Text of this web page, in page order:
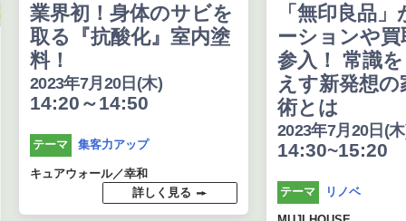
業界初！身体のサビを
取る『抗酸化』室内塗
料！
2023年7月20日(木)
14:20～14:50
テーマ 集客力アップ
キュアウォール／幸和
詳しく見る
「無印良品
ーションや買
参入！ 常識
えす新発想
術とは
2023年7月20日(
14:30~15:20
テーマ リノベ